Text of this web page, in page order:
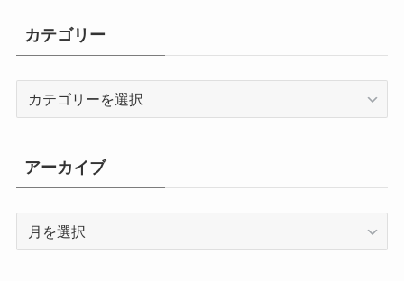
カテゴリー
リ
ー
アーカイブ